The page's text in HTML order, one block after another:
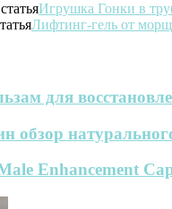
Игрушка Гонки в
Лифтинг-гель от
для
обзор
Enhancement